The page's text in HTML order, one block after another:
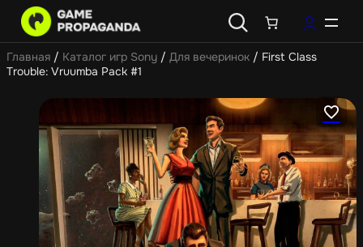
Главная / Каталог игр Sony / Для вечеринок / First Class
Trouble: Vruumba Pack #1